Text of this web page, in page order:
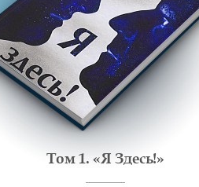
Том 1. «Я Здесь!»